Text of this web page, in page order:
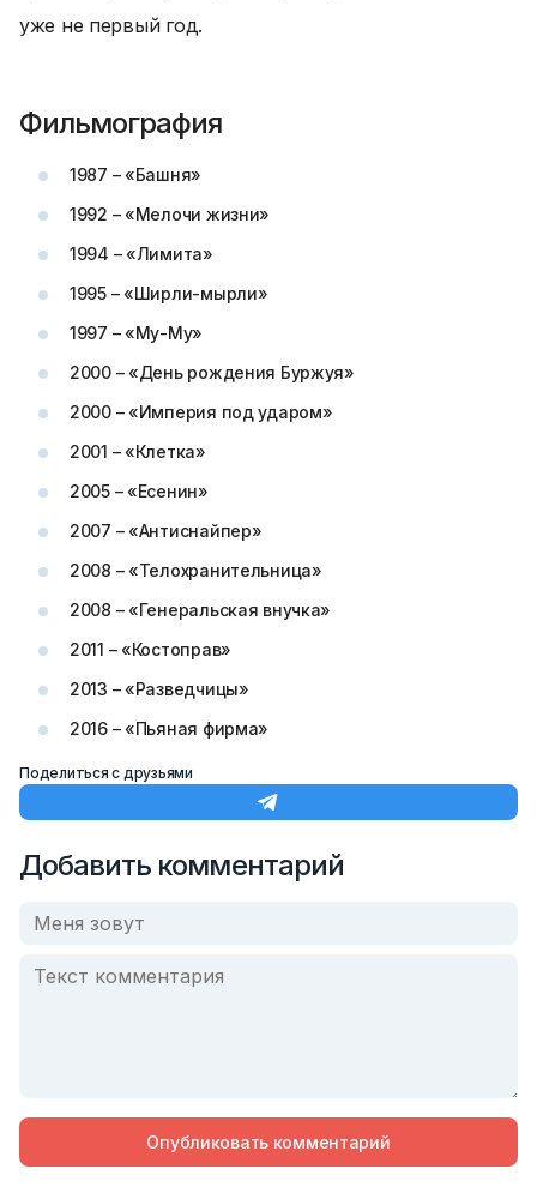
уже не первый год.
Фильмография
1987 – «Башня»
1992 – «Мелочи жизни»
1994 – «Лимита»
1995 – «Ширли-мырли»
1997 – «Му-Му»
2000 – «День рождения Буржуя»
2000 – «Империя под ударом»
2001 – «Клетка»
2005 – «Есенин»
2007 – «Антиснайпер»
2008 – «Телохранительница»
2008 – «Генеральская внучка»
2011 – «Костоправ»
2013 – «Разведчицы»
2016 – «Пьяная фирма»
Поделиться с друзьями
Добавить комментарий
Опубликовать комментарий